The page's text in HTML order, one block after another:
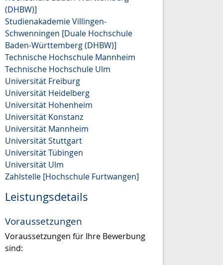
(DHBW)]
Studienakademie Villingen-
Schwenningen [Duale Hochschule
Baden-Württemberg (DHBW)]
Technische Hochschule Mannheim
Technische Hochschule Ulm
Universität Freiburg
Universität Heidelberg
Universität Hohenheim
Universität Konstanz
Universität Mannheim
Universität Stuttgart
Universität Tübingen
Universität Ulm
Zahlstelle [Hochschule Furtwangen]
Leistungsdetails
Voraussetzungen
Voraussetzungen für Ihre Bewerbung
sind: